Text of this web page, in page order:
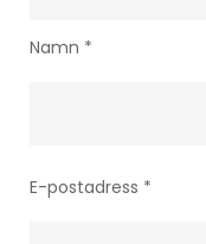
Namn *
E-postadress *